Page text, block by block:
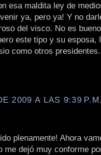
esa maldita ley de
ya, pero ya! Y no
del visco. No es
este tipo y su esposa,
como otros presidentes.
2009 A LAS 9:39
plenamente! Ahora
me dejó muy conforme